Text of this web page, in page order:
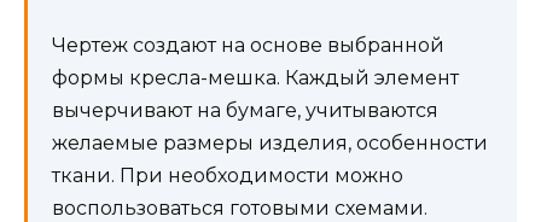
Чертеж создают на основе выбранной
формы кресла-мешка. Каждый элемент
вычерчивают на бумаге, учитываются
желаемые размеры изделия, особенности
ткани. При необходимости можно
воспользоваться готовыми схемами.